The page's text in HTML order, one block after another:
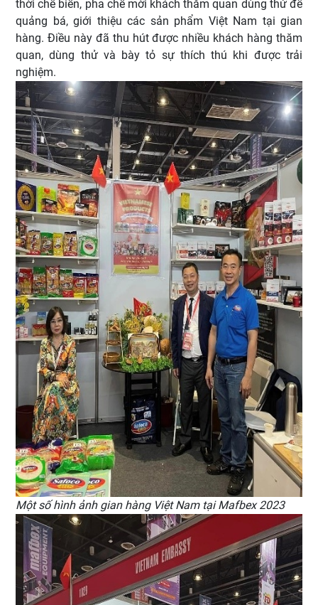
thời chế biến, pha chế mời khách thăm quan dùng thử để
quảng bá, giới thiệu các sản phẩm Việt Nam tại gian
hàng. Điều này đã thu hút được nhiều khách hàng thăm
quan, dùng thử và bày tỏ sự thích thú khi được trải
nghiệm.
Một số hình ảnh gian hàng Việt Nam tại Mafbex 2023